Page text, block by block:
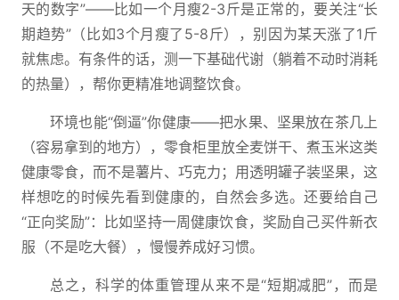
天的数字”——比如一个月瘦2-3斤是正常的，要关注“长
期趋势”（比如3个月瘦了5-8斤），别因为某天涨了1斤
就焦虑。有条件的话，测一下基础代谢（躺着不动时消耗
的热量），帮你更精准地调整饮食。
环境也能“倒逼”你健康——把水果、坚果放在茶几上
（容易拿到的地方），零食柜里放全麦饼干、煮玉米这类
健康零食，而不是薯片、巧克力；用透明罐子装坚果，这
样想吃的时候先看到健康的，自然会多选。还要给自己
“正向奖励”：比如坚持一周健康饮食，奖励自己买件新衣
服（不是吃大餐），慢慢养成好习惯。
总之，科学的体重管理从来不是“短期减肥”，而是